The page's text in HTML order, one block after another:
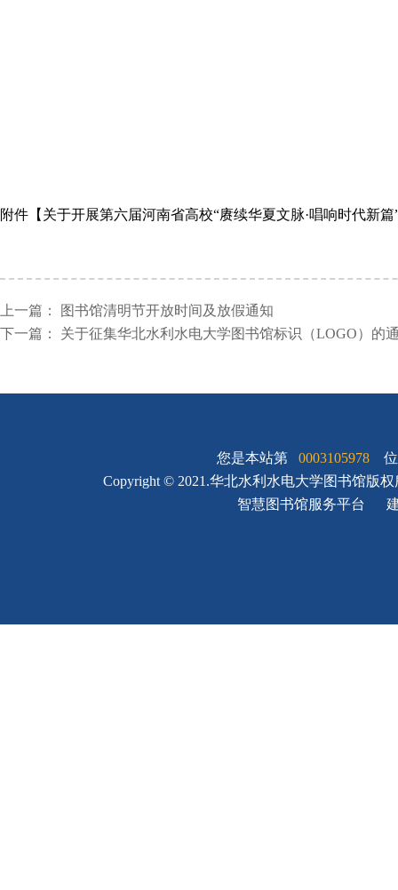
附件【 关于开展第六届河南省高校“赓续华夏文脉·唱响时代新
上一篇：
图书馆清明节开放时间及放假通知
下一篇：
关于征集华北水利水电大学图书馆标识（LOGO）的
您是本站第 0003105978
Copyright © 2021.华北水利水电大学图书馆版权
智慧图书馆服务平台